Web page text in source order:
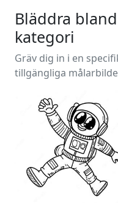
Bläddra
kategori
Gräv dig in i en
tillgängliga